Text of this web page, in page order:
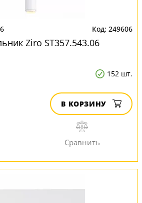
249606
Ziro ST357.543.06
152 шт.
В КОРЗИНУ